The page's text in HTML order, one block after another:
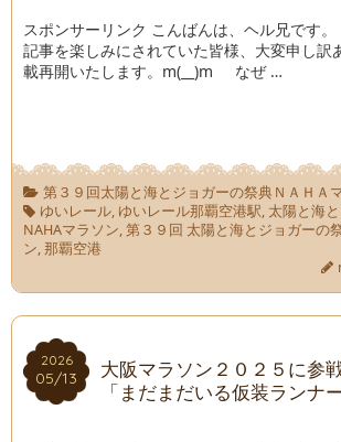
スポンサーリンク こんばんは、ヘル兄です
記事を楽しみにされていた皆様、大変申し
載再開いたします。m(__)m なぜ …
第３９回太陽と海とジョガーの祭典ＮＡＨＡ
ゆいレール, ゆいレール那覇空港駅, 太陽と海
NAHAマラソン,第３９回 太陽と海とジョガーの
ン,那覇空港
2026
05/13
2026
05/13
大阪マラソン２０２５に参
「まだまだいる仮装ランナー